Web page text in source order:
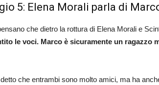
5: Elena Morali parla di
che dietro la rottura di Elena Morali e
le voci. Marco è sicuramente un ragazzo
detto che entrambi sono molto amici, ma ha